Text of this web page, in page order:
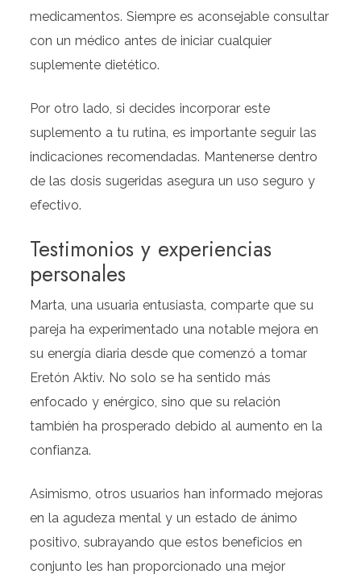
medicamentos. Siempre es aconsejable consultar
con un médico antes de iniciar cualquier
suplemente dietético.
Por otro lado, si decides incorporar este
suplemento a tu rutina, es importante seguir las
indicaciones recomendadas. Mantenerse dentro
de las dosis sugeridas asegura un uso seguro y
efectivo.
Testimonios y experiencias
personales
Marta, una usuaria entusiasta, comparte que su
pareja ha experimentado una notable mejora en
su energía diaria desde que comenzó a tomar
Eretón Aktiv. No solo se ha sentido más
enfocado y enérgico, sino que su relación
también ha prosperado debido al aumento en la
confianza.
Asimismo, otros usuarios han informado mejoras
en la agudeza mental y un estado de ánimo
positivo, subrayando que estos beneficios en
conjunto les han proporcionado una mejor